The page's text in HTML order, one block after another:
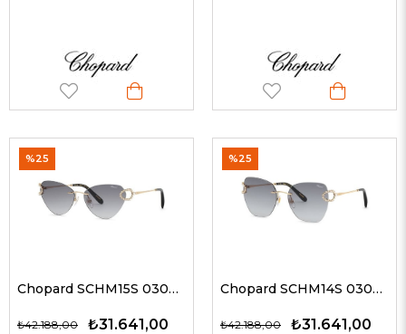
Chopard SCHM15S 0300 60 Kadın Güneş Gözlükleri
₺31.641,00
₺42.188,00
%25
Chopard SCHM14S 0300 57 Kadın Güneş Gözlükleri
₺31.641,00
₺42.188,00
%25